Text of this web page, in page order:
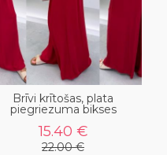
Brīvi krītošas, plata
piegriezuma bikses
15.40 €
22.00 €